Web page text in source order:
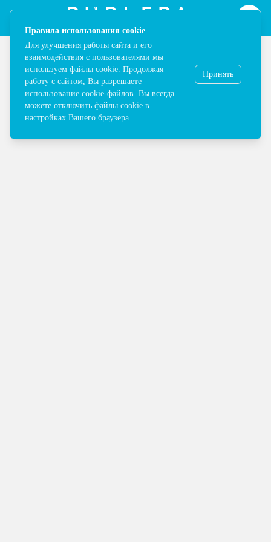
Map | ТРЦ Ривьера в Москве - Одежда, обувь, сумки, косметика,
Выбрать категорию
[ "Правила использования cookie", "Для улучшения
Правила использования cookie
Для улучшения работы сайта и его
взаимодействия с пользователями мы
используем файлы cookie. Продолжая
работу с сайтом, Вы разрешаете
использование cookie-файлов. Вы всегда
можете отключить файлы cookie в
настройках Вашего браузера.
Принять